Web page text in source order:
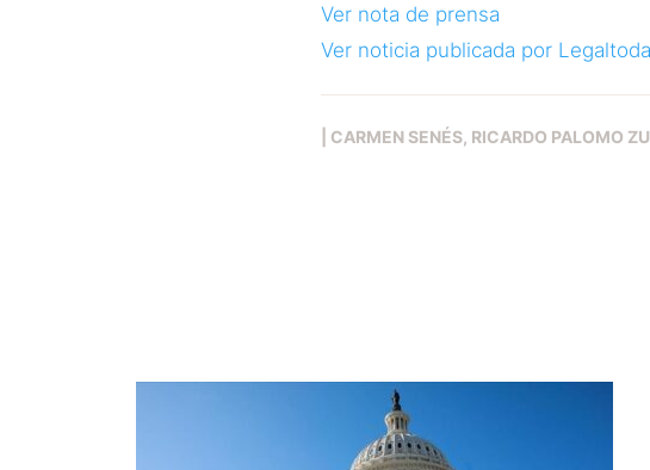
Ver nota de prensa
Ver noticia publicada por
CARMEN SENÉS RICARDO PALOMO